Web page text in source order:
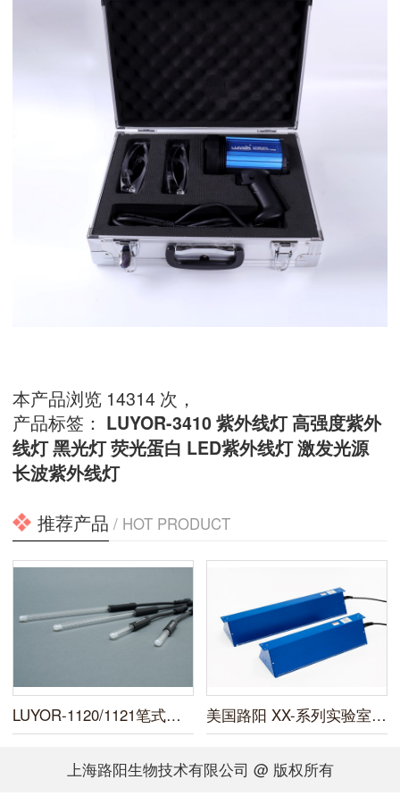
本产品浏览 14314 次，
产品标签： LUYOR-3410 紫外线灯高强度紫外
线灯黑光灯荧光蛋白 LED紫外线灯激发光源
长波紫外线灯
推荐产品 / HOT PRODUCT
LUYOR-1120/1121笔式紫外线汞灯光源 美国路阳 XX-系列实验室用紫外线灯
上海路阳生物技术有限公司 @ 版权所有